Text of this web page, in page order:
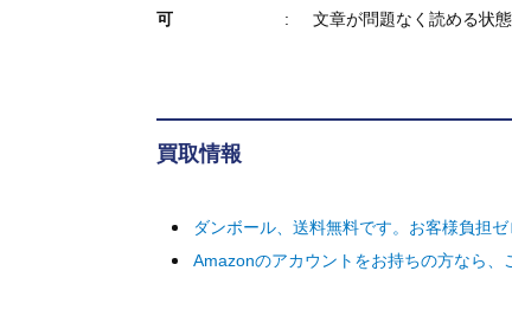
可 文章が問題なく読める状
買取情報
ダンボール、送料無料です。お客様負担ゼ
Amazonのアカウントをお持ちの方なら、